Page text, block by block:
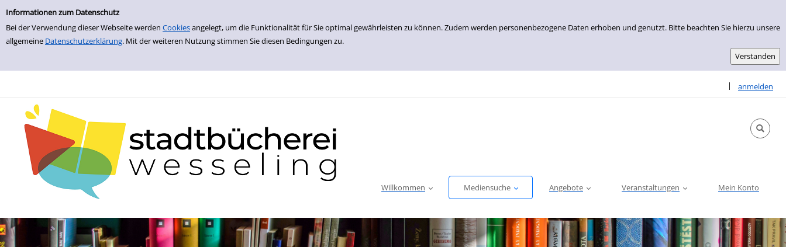
Informationen zum Datenschutz
Bei der Verwendung dieser Webseite werden Cookiesangelegt, um die Funktionalität für Sie optimal gewährleisten zu können. Zudem werden personenbezogene Daten erhoben und genutzt. Bitte beachten Sie hierzu unsere
allgemeine Datenschutzerklärung. Mit der weiteren Nutzung stimmen Sie diesen Bedingungen zu.
zur Navigation springen
zum Inhalt springen
Zur Detailanzeige springen
| anmelden
Sprache
Willkommen Mediensuche Angebote Veranstaltungen Mein Konto